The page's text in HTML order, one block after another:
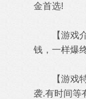
金首选!
【游戏介
钱，一样爆
【游戏特
袭.有时间等